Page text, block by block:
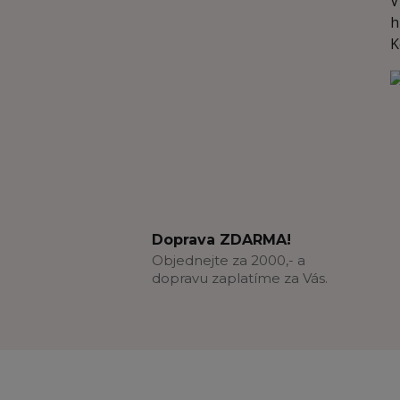
Doprava ZDARMA!
Objednejte za 2000,- a
dopravu zaplatíme za Vás.